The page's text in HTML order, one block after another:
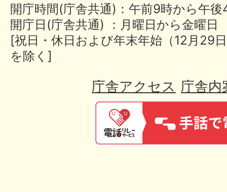
開庁時間(庁舎共通)：午前9時から午
開庁日(庁舎共通) ：月曜日から金曜日
[祝日・休日および年末年始（12月29
を除く]
庁舎アクセス 庁舎内